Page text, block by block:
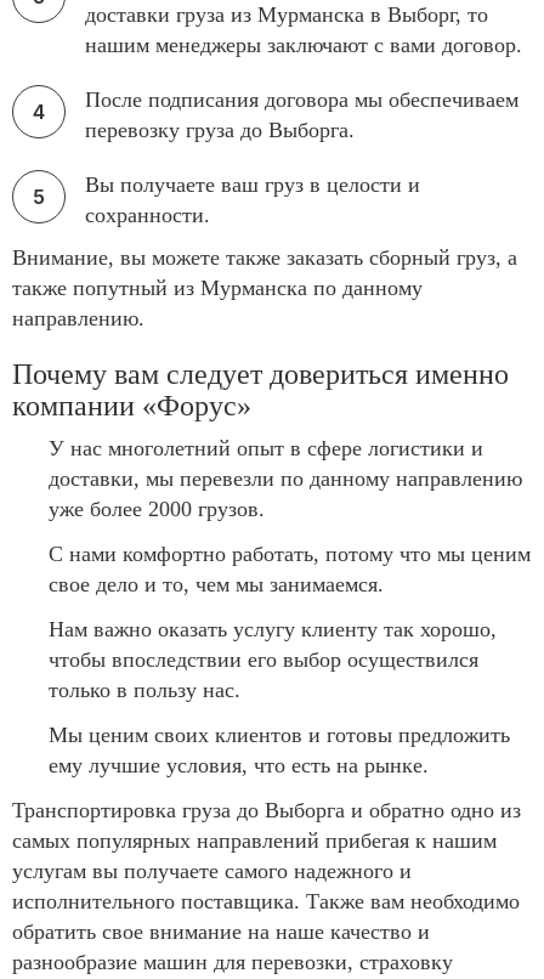
доставки груза из Мурманска в Выборг, то
нашим менеджеры заключают с вами договор.
После подписания договора мы обеспечиваем
перевозку груза до Выборга.
Вы получаете ваш груз в целости и
сохранности.
Внимание, вы можете также заказать сборный груз, а
также попутный из Мурманска по данному
направлению.
Почему вам следует довериться именно
компании «Форус»
У нас многолетний опыт в сфере логистики и
доставки, мы перевезли по данному направлению
уже более 2000 грузов.
С нами комфортно работать, потому что мы ценим
свое дело и то, чем мы занимаемся.
Нам важно оказать услугу клиенту так хорошо,
чтобы впоследствии его выбор осуществился
только в пользу нас.
Мы ценим своих клиентов и готовы предложить
ему лучшие условия, что есть на рынке.
Транспортировка груза до Выборга и обратно одно из
самых популярных направлений прибегая к нашим
услугам вы получаете самого надежного и
исполнительного поставщика. Также вам необходимо
обратить свое внимание на наше качество и
разнообразие машин для перевозки, страховку